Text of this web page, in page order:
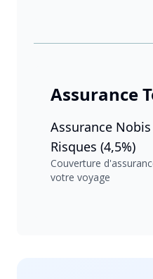
Assurance
Assurance Nobis
Risques (4,5%)
Couverture
votre voyage